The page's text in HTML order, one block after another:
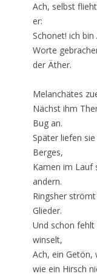
Ach, selbst
er:
Schonet! ich
Worte
der Äther.
Melanchätes
Nächst ihm
Bug an.
Später liefen
Berges,
Kamen im Lauf
andern.
Ringsher
Glieder.
Und schon
winselt,
Ach, ein Getön,
wie ein Hirsch